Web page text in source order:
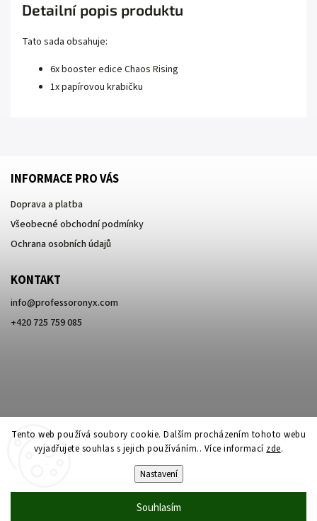
Tento web používá soubory cookie. Dalším procházením tohoto webu
vyjadřujete souhlas s jejich používáním.. Více informací zde.
Nastavení
Souhlasím
Detailní popis produktu
Tato sada obsahuje:
6x booster edice Chaos Rising
1x papírovou krabičku
INFORMACE PRO VÁS
Doprava a platba
Všeobecné obchodní podmínky
Ochrana osobních údajů
KONTAKT
info@professoronyx.com
+420 725 759 085
Professor Onyx. Všechna práva vyhrazena.